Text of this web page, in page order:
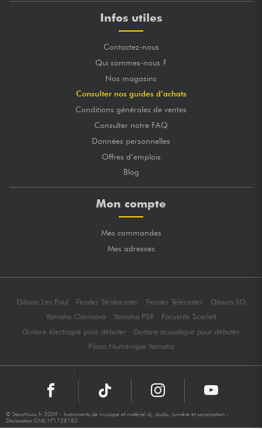
Infos utiles
Contactez-nous
Qui sommes-nous ?
Nos magasins
Consulter nos guides d’achats
Conditions générales de ventes
Consulter notre FAQ
Données personnelles
Offres d’emplois
Blog
Mon compte
Mes commandes
Mes adresses
Gibson Les Paul Fender Stratocaster Fender Telecaster
Gibson SG
Yamaha Clavinova
Yamaha PSR
Focusrite Scarlett
Guitare électrique pour débuter
Guitare acoustique pour débuter
Piano Numérique Yamaha
© StarsMusic.fr 2009 - Instruments de musique et matériel dj, studio, lumière et sonorisation -
Déclaration CNIL N°1728182